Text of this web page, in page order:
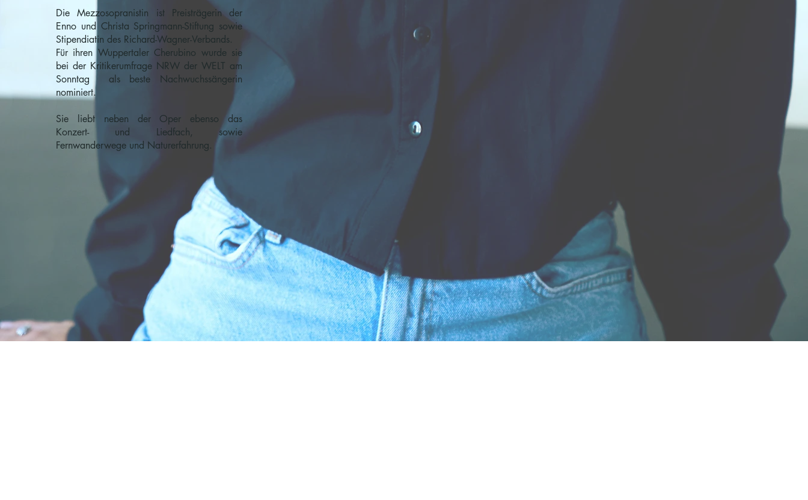
Die Mezzosopranistin ist Preisträgerin der
Enno und Christa Springmann-Stiftung sowie
Stipendiatin des Richard-Wagner-Verbands.
Für ihren Wuppertaler Cherubino wurde sie
bei der Kritikerumfrage NRW der WELT am
Sonntag als beste Nachwuchssängerin
nominiert.
Sie liebt neben der Oper ebenso das
Konzert- und Liedfach, sowie
Fernwanderwege und Naturerfahrung.